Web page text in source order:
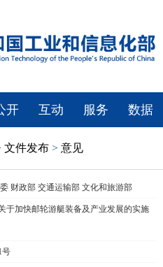
开 互动 服务 数据
文件发布 > 意见
财政部 交通运输部 文化和旅游部
于加快邮轮游艇装备及产业发展的实施
号